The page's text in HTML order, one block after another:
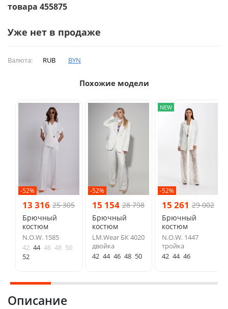
товара 455875
Уже нет в продаже
Валюта: RUB BYN
Похожие модели
-52%
13 316 25 305
Брючный
костюм
N.O.W. 1585
42 44 46 48 50
52
-52%
15 154 28 798
Брючный
костюм
LM.Wear БК 4020
двойка
42 44 46 48 50
NEW
-52%
15 261 29 002
Брючный
костюм
N.O.W. 1447
тройка
42 44 46
Описание